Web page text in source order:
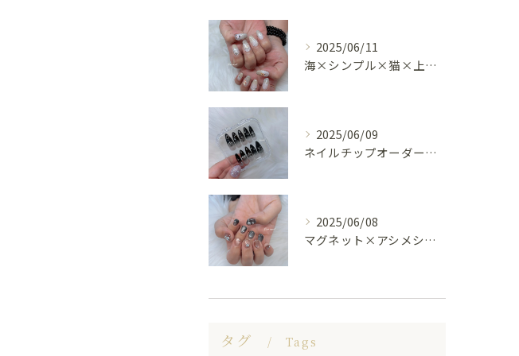
2025/06/11
海×シンプル×猫×上品 nail🐈🐚✨
2025/06/09
ネイルチップオーダー受け付けてます😊🤍
2025/06/08
マグネット×アシメシルバー nail🤍🩶
タグ Tags